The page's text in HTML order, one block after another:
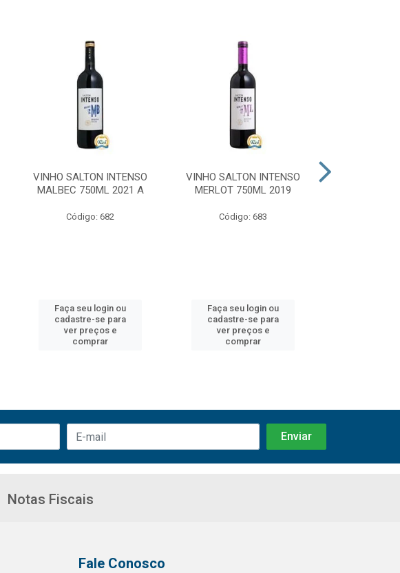
VINHO SALTON INTENSO
MALBEC 750ML 2021 A
Código: 682
Faça seu login ou
cadastre-se para
ver preços e
comprar
VINHO SALTON INTENSO
MERLOT 750ML 2019
Código: 683
Faça seu login ou
cadastre-se para
ver preços e
comprar
Notas Fiscais
Fale Conosco